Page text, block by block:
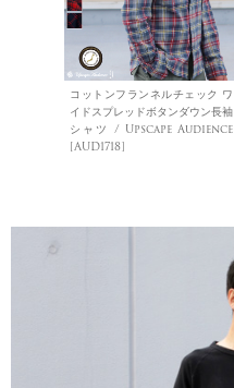
コットンフランネルチェック ワ
イドスプレッドボタンダウン長袖
シャツ / Upscape Audience
[AUD1718]